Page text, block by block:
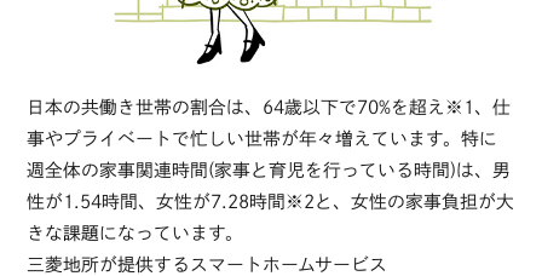
日本の共働き世帯の割合は、64歳以下で70%を超え※1、仕
事やプライベートで忙しい世帯が年々増えています。特に
週全体の家事関連時間(家事と育児を行っている時間)は、男
性が1.54時間、女性が7.28時間※2と、女性の家事負担が大
きな課題になっています。
三菱地所が提供するスマートホームサービス